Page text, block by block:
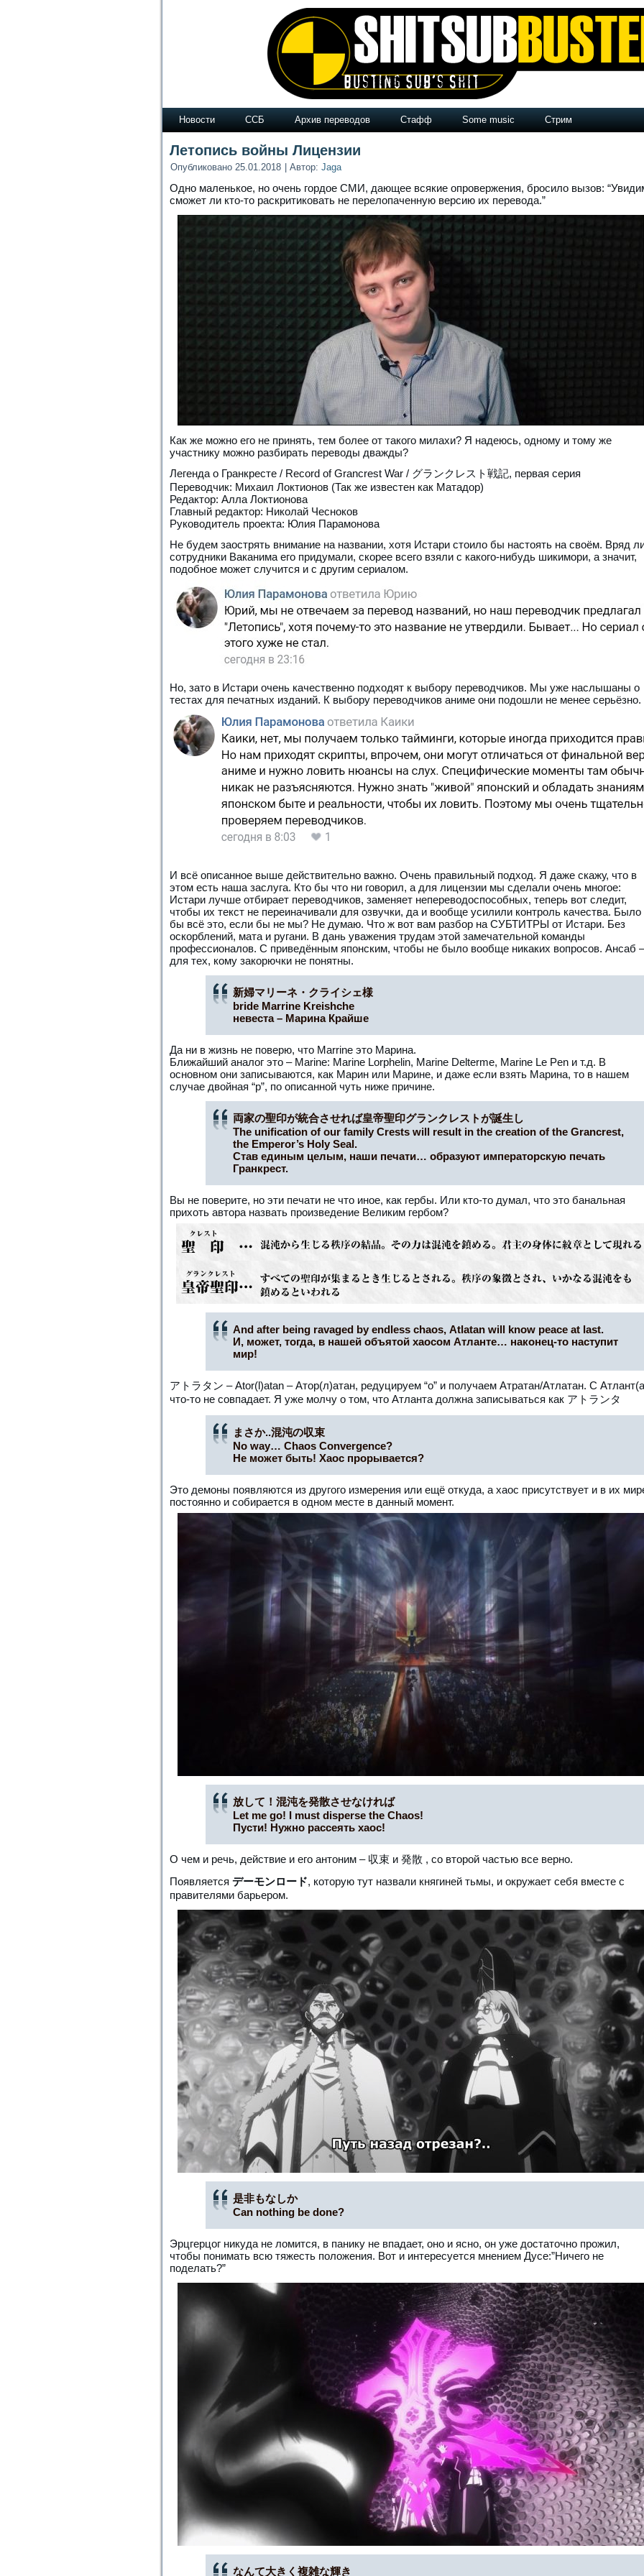
Новости ССБ Архив переводов Стафф Some music Стрим
Летопись войны Лицензии
Опубликовано 25.01.2018 Автор: Jaga
Одно маленькое, но очень гордое СМИ, дающее всякие опровержения, бросило вызов:
сможет ли кто-то раскритиковать не перелопаченную версию их перевода.”
Как же можно его не принять, тем более от такого милахи? Я надеюсь, одному и тому же
участнику можно разбирать переводы дважды?
Легенда о Гранкресте / Record of Grancrest War / グランクレスト戦記, первая серия
Переводчик: Михаил Локтионов (Так же известен как Матадор)
Редактор: Алла Локтионова
Главный редактор: Николай Чесноков
Руководитель проекта: Юлия Парамонова
Не будем заострять внимание на названии, хотя Истари стоило бы настоять на своём. Вряд
сотрудники Ваканима его придумали, скорее всего взяли с какого-нибудь шикимори, а значит,
подобное может случится и с другим сериалом.
Но, зато в Истари очень качественно подходят к выбору переводчиков. Мы уже наслышаны о
тестах для печатных изданий. К выбору переводчиков аниме они подошли не менее серьёзно.
И всё описанное выше действительно важно. Очень правильный подход. Я даже скажу, что в
этом есть наша заслуга. Кто бы что ни говорил, а для лицензии мы сделали очень многое:
Истари лучше отбирает переводчиков, заменяет непереводоспособных, теперь вот следит,
чтобы их текст не переиначивали для озвучки, да и вообще усилили контроль качества. Было
бы всё это, если бы не мы? Не думаю. Что ж вот вам разбор на СУБТИТРЫ от Истари. Без
оскорблений, мата и ругани. В дань уважения трудам этой замечательной команды
профессионалов. С приведённым японским, чтобы не было вообще никаких вопросов. Ансаб –
для тех, кому закорючки не понятны.
新婦マリーネ・クライシェ様
bride Marrine Kreishche
невеста – Марина Крайше
Да ни в жизнь не поверю, что Marrine это Марина.
Ближайший аналог это – Marine: Marine Lorphelin, Marine Delterme, Marine Le Pen и т.д. В
основном они записываются, как Марин или Марине, и даже если взять Марина, то в нашем
случае двойная “р”, по описанной чуть ниже причине.
両家の聖印が統合させれば皇帝聖印グランクレストが誕生し
The unification of our family Crests will result in the creation of the Grancrest,
the Emperor’s Holy Seal.
Став единым целым, наши печати… образуют императорскую печать
Гранкрест.
Вы не поверите, но эти печати не что иное, как гербы. Или кто-то думал, что это банальная
прихоть автора назвать произведение Великим гербом?
And after being ravaged by endless chaos, Atlatan will know peace at last.
И, может, тогда, в нашей объятой хаосом Атланте… наконец-то наступит
мир!
アトラタン – Ator(l)atan – Атор(л)атан, редуцируем “о” и получаем Атратан/Атлатан. С
что-то не совпадает. Я уже молчу о том, что Атланта должна записываться как アトランタ
まさか..混沌の収束
No way… Chaos Convergence?
Не может быть! Хаос прорывается?
Это демоны появляются из другого измерения или ещё откуда, а хаос присутствует и в их
постоянно и собирается в одном месте в данный момент.
放して！混沌を発散させなければ
Let me go! I must disperse the Chaos!
Пусти! Нужно рассеять хаос!
О чем и речь, действие и его антоним – 収束 и 発散 , со второй частью все верно.
Появляется デーモンロード, которую тут назвали княгиней тьмы, и окружает себя вместе с
правителями барьером.
是非もなしか
Can nothing be done?
Эрцгерцог никуда не ломится, в панику не впадает, оно и ясно, он уже достаточно прожил,
чтобы понимать всю тяжесть положения. Вот и интересуется мнением Дусе:”Ничего не
поделать?”
なんて大きく複雑な輝き